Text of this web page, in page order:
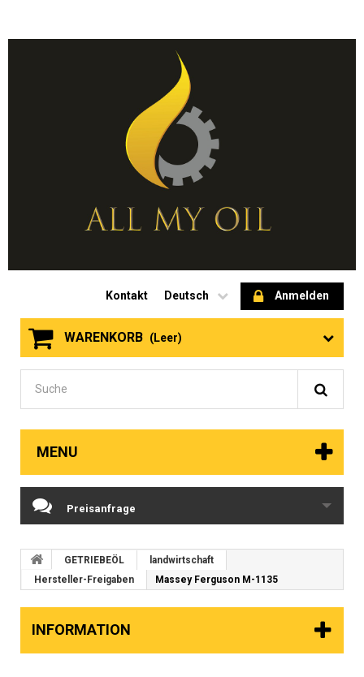
Anmelden
Deutsch
Kontakt
WARENKORB (Leer)
MENU
Preisanfrage
GETRIEBEÖL
landwirtschaft
Hersteller-Freigaben
Massey Ferguson M-1135
INFORMATION